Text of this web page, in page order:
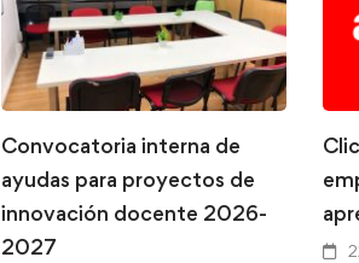
Convocatoria interna de
ayudas para proyectos de
innovación docente 2026-
2027